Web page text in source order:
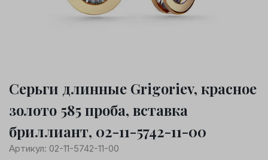
Серьги длинные Grigoriev, красное
золото 585 проба, вставка
бриллиант, 02-11-5742-11-00
Артикул: 02-11-5742-11-00